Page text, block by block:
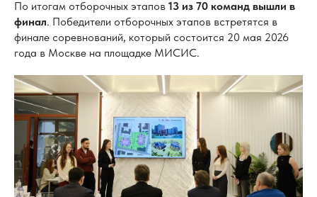
По итогам отборочных этапов 13 из 70 команд вышли в
финал. Победители отборочных этапов встретятся в
финале соревнований, который состоится 20 мая 2026
года в Москве на площадке МИСИС.